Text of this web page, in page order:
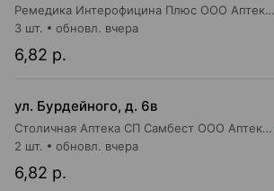
Ремедика Интерофицина Плюс ООО Аптека №26
6,82 р.
3 шт. обновл. вчера
ул. Бурдейного, д. 6в
Столичная Аптека СП Самбест ООО Аптека №23
6,82 р.
2 шт. обновл. вчера